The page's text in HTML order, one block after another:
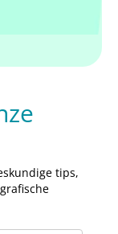
tips,